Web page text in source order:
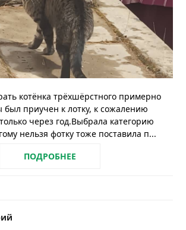
котёнка трёхшёрстного примерно
был приучен к лотку, к сожалению
через год.Выбрала категорию
нельзя фотку тоже поставила п...
ПОДРОБНЕЕ